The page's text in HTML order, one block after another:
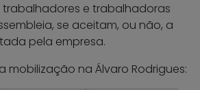
e trabalhadoras
se aceitam, ou não, a
pela empresa.
mobilização na Álvaro Rodrigues: